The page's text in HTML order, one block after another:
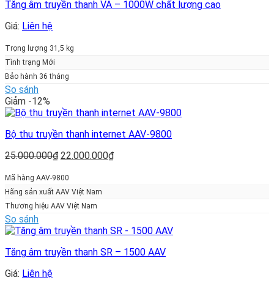
Tăng âm truyền thanh VA – 1000W chất lượng cao
Giá: Liên hệ
Trọng lượng 31,5 kg
Tình trạng Mới
Bảo hành 36 tháng
So sánh
Giảm -12%
Bộ thu truyền thanh internet AAV-9800
25.000.000₫ Giá
là:
25.000.000₫.
22.000.000₫Giá
Mã hàng AAV-9800
Hãng sản xuất AAV Việt Nam
Thương hiệu AAV Việt Nam
So sánh
Tăng âm truyền thanh SR – 1500 AAV
Giá: Liên hệ